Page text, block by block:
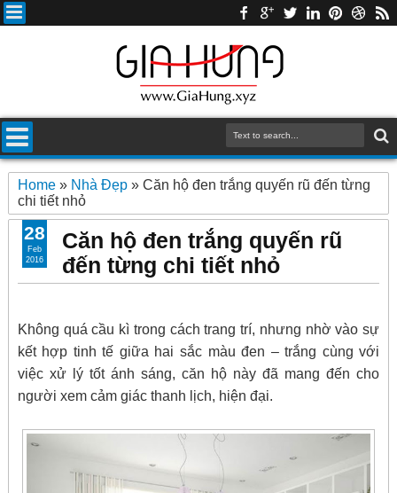
Home» Nhà Đẹp» Căn hộ đen trắng quyến rũ đến từng
chi tiết nhỏ
Căn hộ đen trắng quyến rũ
đến từng chi tiết nhỏ
Không quá cầu kì trong cách trang trí, nhưng nhờ vào sự
kết hợp tinh tế giữa hai sắc màu đen – trắng cùng với
việc xử lý tốt ánh sáng, căn hộ này đã mang đến cho
người xem cảm giác thanh lịch, hiện đại.
28
Feb
2016